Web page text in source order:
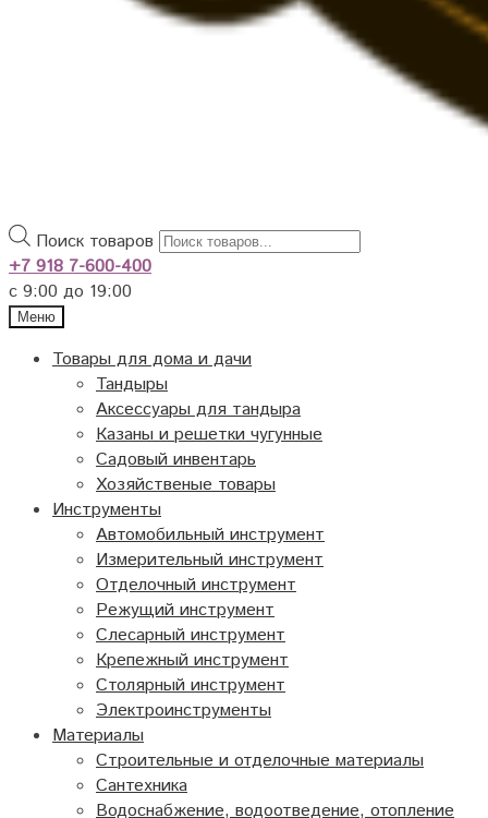
Поиск товаров
+7 918 7-600-400
с 9:00 до 19:00
Меню
Товары для дома и дачи
Тандыры
Аксессуары для тандыра
Казаны и решетки чугунные
Садовый инвентарь
Хозяйственые товары
Инструменты
Автомобильный инструмент
Измерительный инструмент
Отделочный инструмент
Режущий инструмент
Слесарный инструмент
Крепежный инструмент
Столярный инструмент
Электроинструменты
Материалы
Строительные и отделочные материалы
Сантехника
Водоснабжение, водоотведение, отопление